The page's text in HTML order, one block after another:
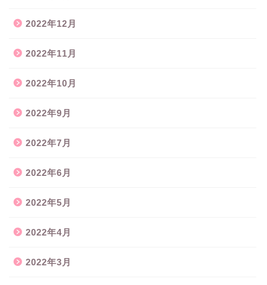
2022年12月
2022年11月
2022年10月
2022年9月
2022年7月
2022年6月
2022年5月
2022年4月
2022年3月